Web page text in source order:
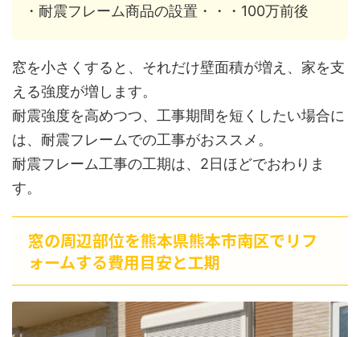
・耐震フレーム商品の設置・・・100万前後
窓を小さくすると、それだけ壁面積が増え、家を支
える強度が増します。
耐震強度を高めつつ、工事期間を短くしたい場合に
は、耐震フレームでの工事がおススメ。
耐震フレーム工事の工期は、2日ほどでおわりま
す。
窓の周辺部位を熊本県熊本市南区でリフ
ォームする費用目安と工期